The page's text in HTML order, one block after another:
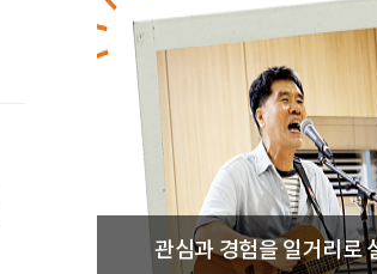
관심과 경험을 일거리로